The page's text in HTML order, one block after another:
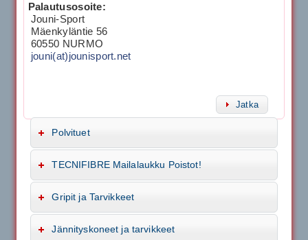
Palautusosoite:
Jouni-Sport
Mäenkyläntie 56
60550 NURMO
jouni(at)jounisport.net
Jatka
Polvituet
TECNIFIBRE Mailalaukku Poistot!
Gripit ja Tarvikkeet
Jännityskoneet ja tarvikkeet